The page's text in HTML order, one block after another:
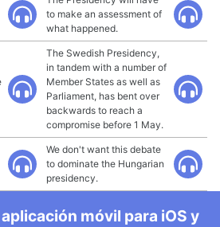
to make an assessment of
what happened.
The Swedish Presidency,
in tandem with a number of
Member States as well as
Parliament, has bent over
backwards to reach a
compromise before 1 May.
We don't want this debate
to dominate the Hungarian
presidency.
móvil para iOS y